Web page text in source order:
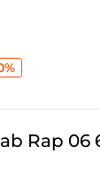
Rap 06